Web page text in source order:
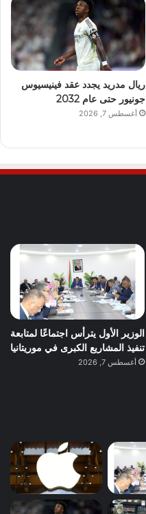
ريال مدريد يجدد عقد فينيسيوس
جونيور حتى عام 2032
أغسطس 7, 2026
الوزير الأول يترأس اجتماعًا لمتابعة
تنفيذ المشاريع الكبرى في موريتانيا
أغسطس 7, 2026